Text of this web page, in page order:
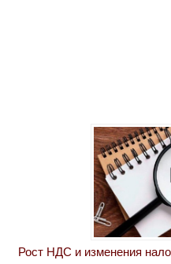
Рост НДС и изменения